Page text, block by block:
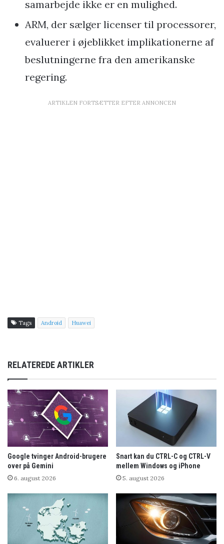
samarbejde ikke er en mulighed.
ARM, der sælger licenser til processorer,
evaluerer i øjeblikket implikationerne af
beslutningerne fra den amerikanske
regering.
ARTIKLEN FORTSÆTTER EFTER ANNONCEN
Tags Android Huawei
RELATEREDE ARTIKLER
Google tvinger Android-brugere
over på Gemini
6. august 2026
Snart kan du CTRL-C og CTRL-V
mellem Windows og iPhone
5. august 2026